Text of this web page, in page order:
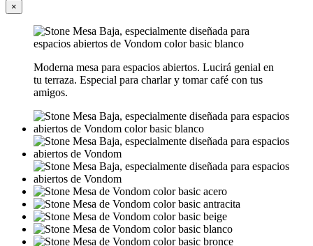
×
Moderna mesa para espacios abiertos. Lucirá genial en
tu terraza. Especial para charlar y tomar café con tus
amigos.